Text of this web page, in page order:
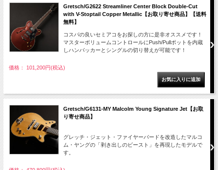
Gretsch/G2622 Streamliner Center Block Double-Cut
with V-Stoptail Copper Metallic【お取り寄せ商品】【送料
無料】
コスパの良いセミアコをお探しの方に是非オススメです！
マスターボリュームコントロールにPush/Pullポットを内蔵
しハンバッカーとシングルの切り替えが可能です！
価格： 101,200円(税込)
Gretsch/G6131-MY Malcolm Young Signature Jet【お取
り寄せ商品】
グレッチ・ジェット・ファイヤーバードを改造したマルコ
ム・ヤングの「剥き出しのビースト」を再現したモデルで
す。